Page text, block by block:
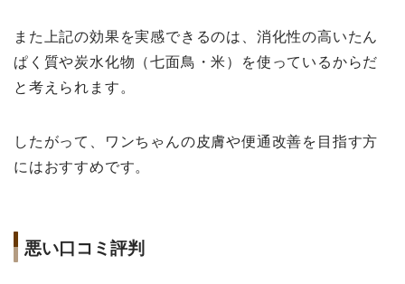
また上記の効果を実感できるのは、消化性の高いたん
ぱく質や炭水化物（七面鳥・米）を使っているからだ
と考えられます。
したがって、ワンちゃんの皮膚や便通改善を目指す方
にはおすすめです。
悪い口コミ評判